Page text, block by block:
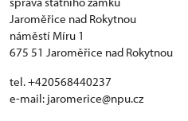
Jaroměřice nad Rokytnou
náměstí Míru 1
675 51 Jaroměřice nad Rokytnou
tel. +420568440237
e-mail: jaromerice@npu.cz